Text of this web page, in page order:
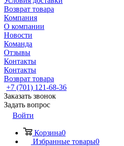
Возврат товара
Компания
О компании
Новости
Команда
Отзывы
Контакты
Контакты
Возврат товара
+7 (701) 121-68-36
Заказать звонок
Задать вопрос
Войти
Корзина0
Избранные товары0